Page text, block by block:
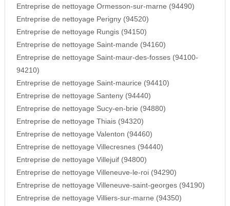
Entreprise de nettoyage Ormesson-sur-marne (94490)
Entreprise de nettoyage Perigny (94520)
Entreprise de nettoyage Rungis (94150)
Entreprise de nettoyage Saint-mande (94160)
Entreprise de nettoyage Saint-maur-des-fosses (94100-
94210)
Entreprise de nettoyage Saint-maurice (94410)
Entreprise de nettoyage Santeny (94440)
Entreprise de nettoyage Sucy-en-brie (94880)
Entreprise de nettoyage Thiais (94320)
Entreprise de nettoyage Valenton (94460)
Entreprise de nettoyage Villecresnes (94440)
Entreprise de nettoyage Villejuif (94800)
Entreprise de nettoyage Villeneuve-le-roi (94290)
Entreprise de nettoyage Villeneuve-saint-georges (94190)
Entreprise de nettoyage Villiers-sur-marne (94350)